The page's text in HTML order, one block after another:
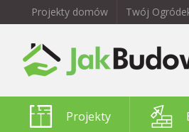
Projekty domów Twój
Projekty